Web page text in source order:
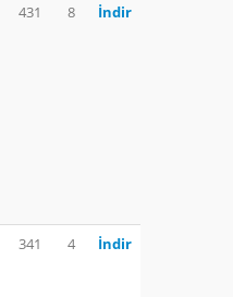
431 8 İndir
341 4 İndir